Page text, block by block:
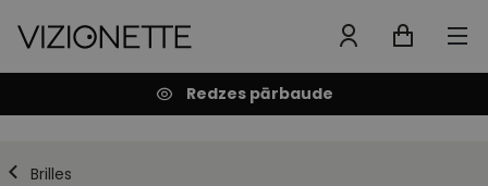
Redzes pārbaude
Brilles